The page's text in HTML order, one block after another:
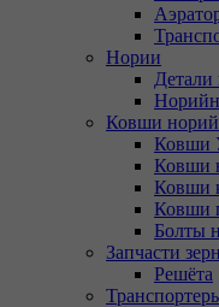
Нории
Ковши
Ковши
Ковши
Ковши
Ковши
Болты
Запчасти
Решёта